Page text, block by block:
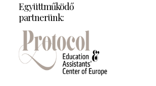
Együttműködő
partnerünk: